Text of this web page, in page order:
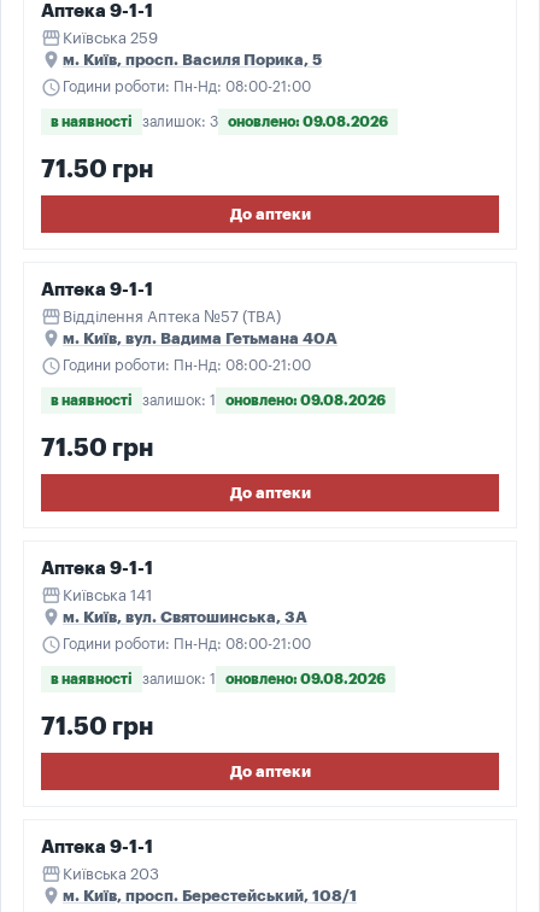
Аптека 9-1-1
storefront Київська 259
place м. Київ, просп. Василя Порика, 5
schedule Години роботи: Пн-Нд: 08:00-21:00
в наявності залишок: 3 оновлено: 09.08.2026
71.50 грн
До аптеки
Аптека 9-1-1
storefront Відділення Аптека №57 (ТВА)
place м. Київ, вул. Вадима Гетьмана 40А
schedule Години роботи: Пн-Нд: 08:00-21:00
в наявності залишок: 1 оновлено: 09.08.2026
71.50 грн
До аптеки
Аптека 9-1-1
storefront Київська 141
place м. Київ, вул. Святошинська, 3А
schedule Години роботи: Пн-Нд: 08:00-21:00
в наявності залишок: 1 оновлено: 09.08.2026
71.50 грн
До аптеки
Аптека 9-1-1
storefront Київська 203
place м. Київ, просп. Берестейський, 108/1